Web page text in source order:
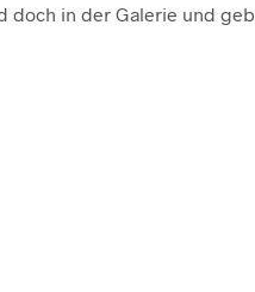
doch in der Galerie und